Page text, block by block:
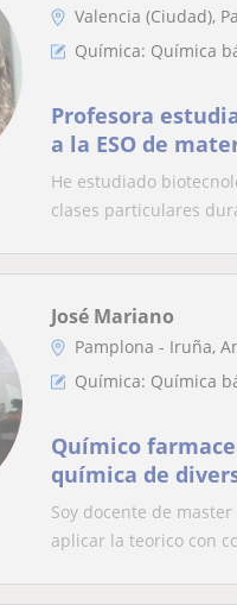
Valencia (Ciudad),
Química: Química
Profesora
a la ESO de
materias
física)
He estudiado
clases particulares
José Mariano
Pamplona - Iruña,
Química: Química
Químico
química de
Soy docente de
aplicar la teorico con